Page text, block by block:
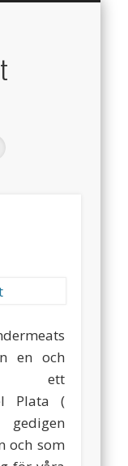
en och
ett
Plata (
och som